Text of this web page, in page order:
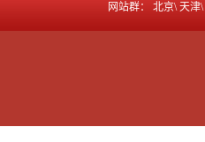
网站群： 北京\天津\